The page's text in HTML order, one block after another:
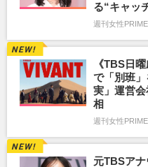
る“キャッ
週刊女性PRIME
《TBS日
で「別班
実」運営
相
週刊女性PRIME
元TBSア